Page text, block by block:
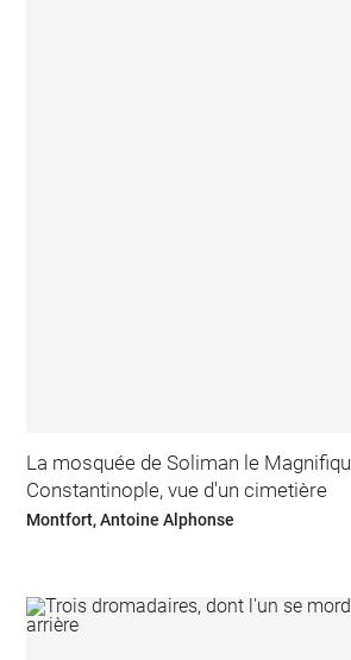
La mosquée de Soliman le
Constantinople, vue d'un cimetière
Montfort, Antoine Alphonse